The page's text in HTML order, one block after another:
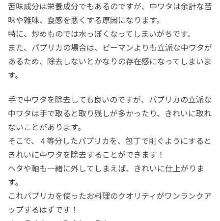
苦味成分は栄養成分でもあるのですが、中ワタは余計な苦
味や雑味、食感を悪くする原因になります。
特に、炒めものでは水っぽくなってしまいがちです。
また、パプリカの場合は、ピーマンよりも立派な中ワタが
あるため、除去しないとかなりの存在感になってしまいま
す。
手で中ワタを除去しても良いのですが、パプリカの立派な
中ワタは手で取ると取り残しが多かったり、きれいに取れ
ないことがあります。
そこで、４等分したパプリカを、包丁で削ぐようにすると
きれいに中ワタを除去することができます！
ヘタや軸も一緒に外してしまえば、きれいに仕上がりま
す。
これパプリカを使ったお料理のクオリティがワンランクア
ップするはずです！